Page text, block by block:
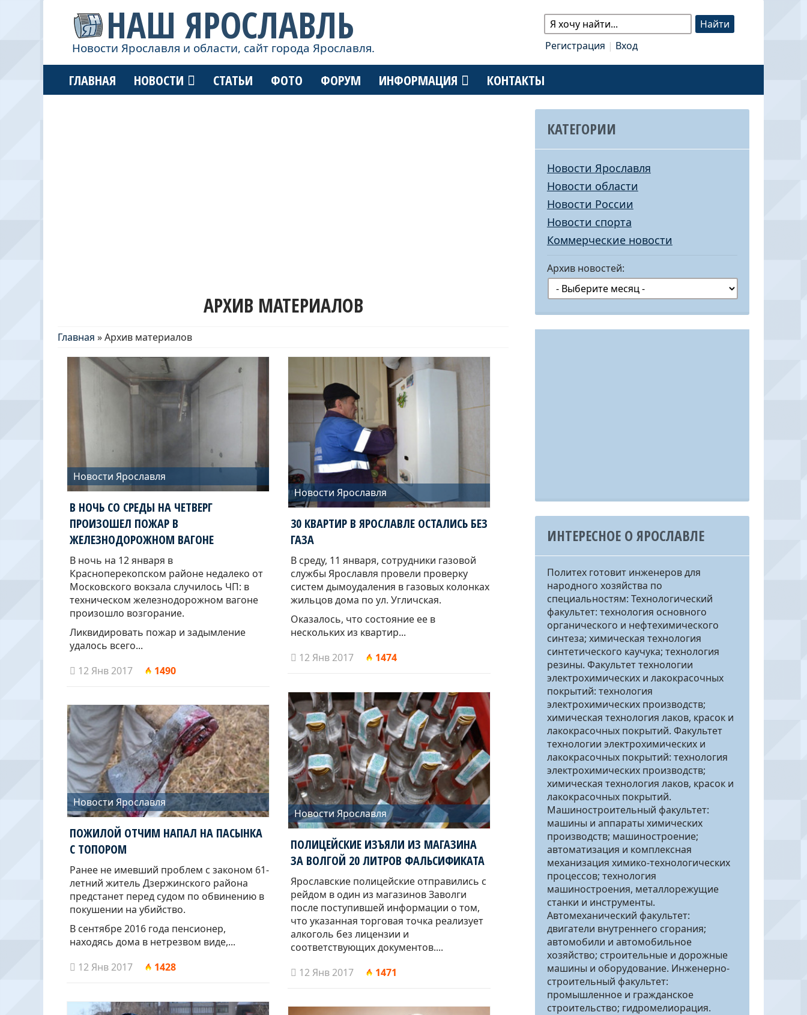
НАШ ЯРОСЛАВЛЬ
Новости Ярославля и области, сайт города Ярославля. Регистрация | Вход
ГЛАВНАЯ НОВОСТИ СТАТЬИ ФОТО ФОРУМ ИНФОРМАЦИЯ КОНТАКТЫ
АРХИВ МАТЕРИАЛОВ
Главная »Архив материалов
Новости Ярославля
В НОЧЬ СО СРЕДЫ НА ЧЕТВЕРГ
ПРОИЗОШЕЛ ПОЖАР В
ЖЕЛЕЗНОДОРОЖНОМ ВАГОНЕ
В ночь на 12 января в
Красноперекопском районе недалеко от
Московского вокзала случилось ЧП: в
техническом железнодорожном вагоне
произошло возгорание.
Ликвидировать пожар и задымление
удалось всего...
12 Янв 2017
1490
Новости Ярославля
30 КВАРТИР В ЯРОСЛАВЛЕ ОСТАЛИСЬ БЕЗ
ГАЗА
В среду, 11 января, сотрудники газовой
службы Ярославля провели проверку
систем дымоудаления в газовых колонках
жильцов дома по ул. Угличская.
Оказалось, что состояние ее в
нескольких из квартир...
12 Янв 2017
1474
Новости Ярославля
ПОЛИЦЕЙСКИЕ ИЗЪЯЛИ ИЗ МАГАЗИНА
ЗА ВОЛГОЙ 20 ЛИТРОВ ФАЛЬСИФИКАТА
Ярославские полицейские отправились с
рейдом в один из магазинов Заволги
после поступившей информации о том,
что указанная торговая точка реализует
алкоголь без лицензии и
соответствующих документов....
12 Янв 2017
1471
Новости Ярославля
ПОЖИЛОЙ ОТЧИМ НАПАЛ НА ПАСЫНКА
С ТОПОРОМ
Ранее не имевший проблем с законом 61-
летний житель Дзержинского района
предстанет перед судом по обвинению в
покушении на убийство.
В сентябре 2016 года пенсионер,
находясь дома в нетрезвом виде,...
12 Янв 2017
1428
КАТЕГОРИИ
Новости Ярославля
Новости области
Новости России
Новости спорта
Коммерческие новости
Архив новостей:
ИНТЕРЕСНОЕ О ЯРОСЛАВЛЕ
Политех готовит инженеров для
народного хозяйства по
специальностям: Технологический
факультет: технология основного
органического и нефтехимического
синтеза; химическая технология
синтетического каучука; технология
резины. Факультет технологии
электрохимических и лакокрасочных
покрытий: технология
электрохимических производств;
химическая технология лаков, красок и
лакокрасочных покрытий. Факультет
технологии электрохимических и
лакокрасочных покрытий: технология
электрохимических производств;
химическая технология лаков, красок и
лакокрасочных покрытий.
Машиностроительный факультет:
машины и аппараты химических
производств; машиностроение;
автоматизация и комплексная
механизация химико-технологических
процессов; технология
машиностроения, металлорежущие
станки и инструменты.
Автомеханический факультет:
двигатели внутреннего сгорания;
автомобили и автомобильное
хозяйство; строительные и дорожные
машины и оборудование. Инженерно-
строительный факультет:
промышленное и гражданское
строительство; гидромелиорация.